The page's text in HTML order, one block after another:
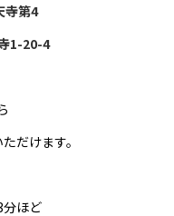
寺第4
1-20-4
だけます。
分ほど